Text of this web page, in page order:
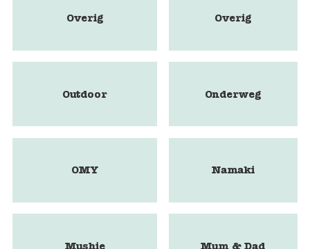
Overig Overig
Outdoor Onderweg
OMY Namaki
Mushie Mum & Dad